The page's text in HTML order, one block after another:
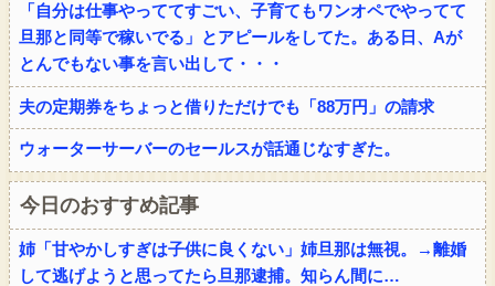
「自分は仕事やっててすごい、子育てもワンオペでやってて
旦那と同等で稼いでる」とアピールをしてた。ある日、Aが
とんでもない事を言い出して・・・
夫の定期券をちょっと借りただけでも「88万円」の請求
ウォーターサーバーのセールスが話通じなすぎた。
今日のおすすめ記事
姉「甘やかしすぎは子供に良くない」姉旦那は無視。→離婚
して逃げようと思ってたら旦那逮捕。知らん間に…